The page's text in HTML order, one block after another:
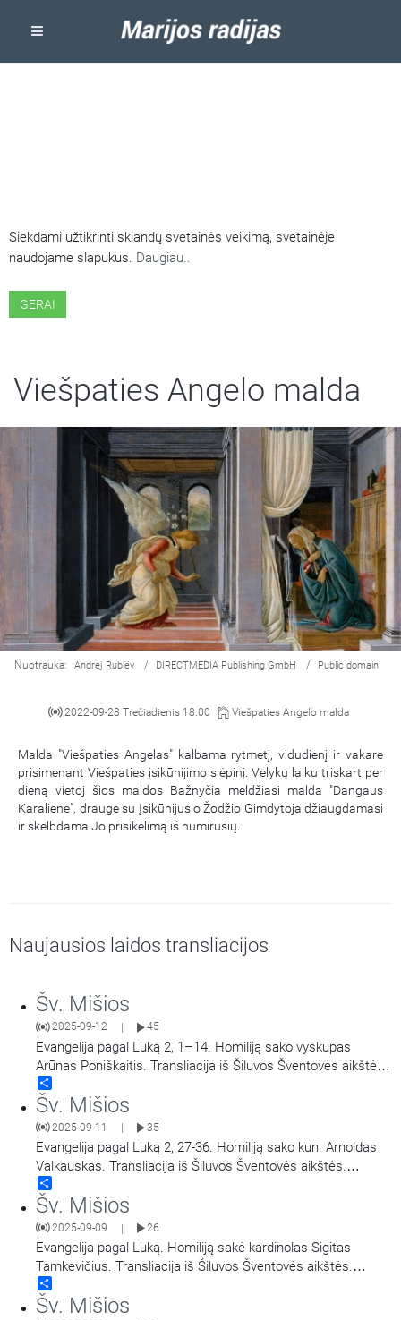
Siekdami užtikrinti sklandų svetainės veikimą, svetainėje
naudojame slapukus. Daugiau..
GERAI
Viešpaties Angelo malda
Nuotrauka: Andrej Rublëv / DIRECTMEDIA Publishing GmbH / Public domain
2022-09-28 Trečiadienis 18:00 Viešpaties Angelo malda
Malda "Viešpaties Angelas" kalbama rytmetį, vidudienį ir vakare
prisimenant Viešpaties įsikūnijimo slėpinį. Velykų laiku triskart per
dieną vietoj šios maldos Bažnyčia meldžiasi malda "Dangaus
Karaliene", drauge su Įsikūnijusio Žodžio Gimdytoja džiaugdamasi
ir skelbdama Jo prisikėlimą iš numirusių.
Naujausios laidos transliacijos
Šv. Mišios
2025-09-12 45
Evangelija pagal Luką 2, 1–14. Homiliją sako vyskupas
Arūnas Poniškaitis. Transliacija iš Šiluvos Šventovės aikštės.
Didieji Švč. Mergelės Marijos Gimimo atlaidai.
Šv. Mišios
2025-09-11 35
Evangelija pagal Luką 2, 27-36. Homiliją sako kun. Arnoldas
Valkauskas. Transliacija iš Šiluvos Šventovės aikštės.
Didieji Švč. Mergelės Marijos Gimimo atlaidai.
Šv. Mišios
2025-09-09 | 26
Evangelija pagal Luką. Homiliją sakė kardinolas Sigitas
Tamkevičius. Transliacija iš Šiluvos Šventovės aikštės.
Didieji Švč. Mergelės Marijos Gimimo atlaidai.
Šv. Mišios